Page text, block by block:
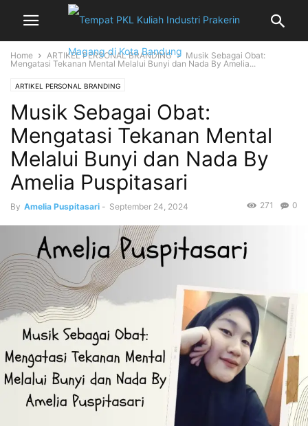
Home ARTIKEL PERSONAL BRANDING
Musik Sebagai Obat:
Mengatasi Tekanan Mental Melalui Bunyi dan Nada By Amelia...
ARTIKEL PERSONAL BRANDING
Musik Sebagai Obat:
Mengatasi Tekanan Mental
Melalui Bunyi dan Nada By
Amelia Puspitasari
By Amelia Puspitasari - September 24, 2024 0
271